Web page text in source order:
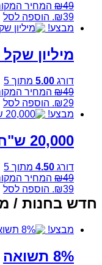
₪49 המחיר המקורי
₪39. הוספה לסל
מבצע!
מיליון
דורג 5.00 מתוך 5
₪49 המחיר המקורי
₪29. הוספה לסל
מבצע!
20,000 ש"ח בחודש
דורג 4.50 מתוך 5
₪49 המחיר המקורי
₪39. הוספה לסל
חדש בחנות /
מבצע!
8% תשואה